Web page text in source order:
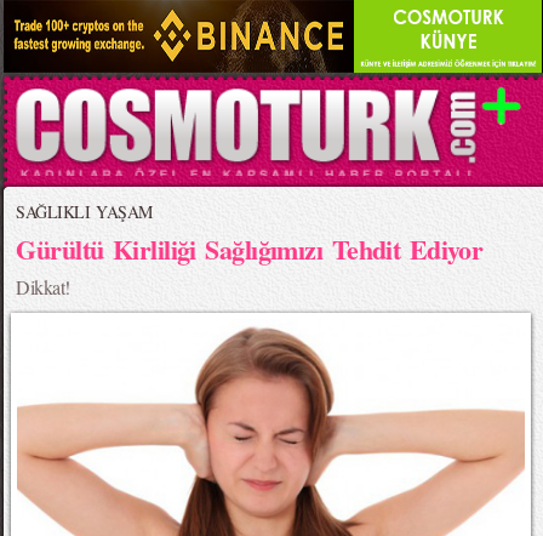
SAĞLIKLI YAŞAM
Gürültü Kirliliği Sağlığımızı Tehdit Ediyor
Dikkat!